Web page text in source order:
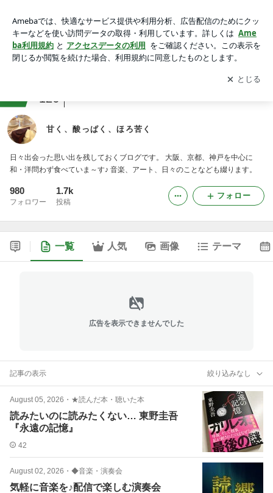
アプリをダウンロードして ブログの更新通知
を受け取りまし
ょう。
開く
126
甘く、酸っぱく、ほろ苦く
日々出会った思い出を残しておくブログです。 大阪、京都、神戸を中心に
和・洋問わず食べていま～す♪ 音楽、アート、日々のことなども綴ります。
980
フォロワー
1.7k
投稿
フォロー
一覧 人気 画像 テーマ
広告を表示できませんでした
記事の表示 絞り込みなし
August 05, 2026 ・ ★読んだ本・聴いた本
読みたいのに読みたくない… 東野圭吾
『永遠の記憶』
42
August 02, 2026 ・ ◆音楽・演奏会
気軽に音楽を♪配信で楽しむ演奏会